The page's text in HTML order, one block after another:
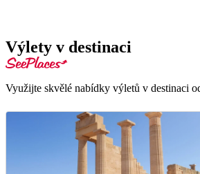
Výlety v destinaci
Využijte skvělé nabídky výletů v destinaci